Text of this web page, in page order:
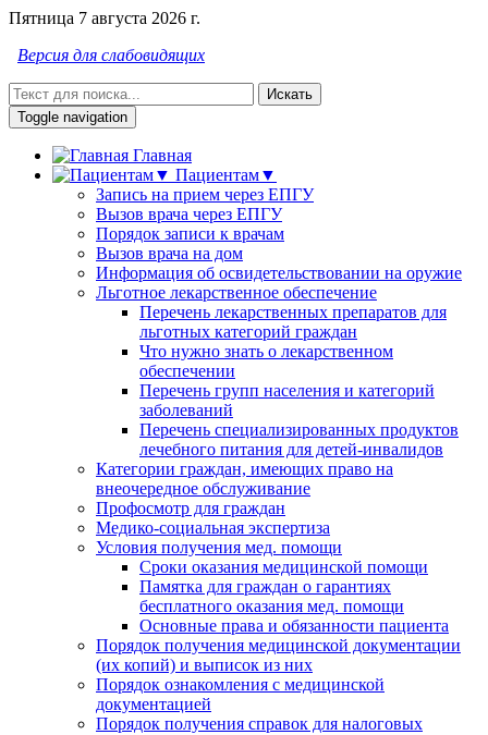
Пятница 7 августа 2026 г.
Версия для слабовидящих
Искать
Toggle navigation
Главная
Пациентам▼
Запись на прием через ЕПГУ
Вызов врача через ЕПГУ
Порядок записи к врачам
Вызов врача на дом
Информация об освидетельствовании на оружие
Льготное лекарственное обеспечение
Перечень лекарственных препаратов для
льготных категорий граждан
Что нужно знать о лекарственном
обеспечении
Перечень групп населения и категорий
заболеваний
Перечень специализированных продуктов
лечебного питания для детей-инвалидов
Категории граждан, имеющих право на
внеочередное обслуживание
Профосмотр для граждан
Медико-социальная экспертиза
Условия получения мед. помощи
Сроки оказания медицинской помощи
Памятка для граждан о гарантиях
бесплатного оказания мед. помощи
Основные права и обязанности пациента
Порядок получения медицинской документации
(их копий) и выписок из них
Порядок ознакомления с медицинской
документацией
Порядок получения справок для налоговых